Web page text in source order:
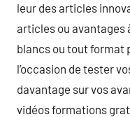
leur des articles
articles ou avantages
blancs ou tout format
l’occasion de tester
davantage sur vos
vidéos formations